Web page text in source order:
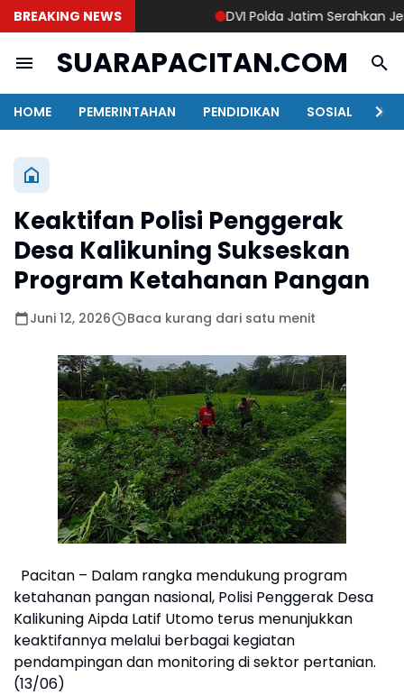
BREAKING NEWS DVI Polda Jatim Serahkan
SUARAPACITAN.COM
HOME PEMERINTAHAN PENDIDIKAN SOSIAL
Keaktifan Polisi Penggerak
Desa Kalikuning Sukseskan
Program Ketahanan Pangan
Juni 12, 2026 Baca kurang dari satu menit
Pacitan – Dalam rangka mendukung program
ketahanan pangan nasional, Polisi Penggerak Desa
Kalikuning Aipda Latif Utomo terus menunjukkan
keaktifannya melalui berbagai kegiatan
pendampingan dan monitoring di sektor pertanian.
(13/06)